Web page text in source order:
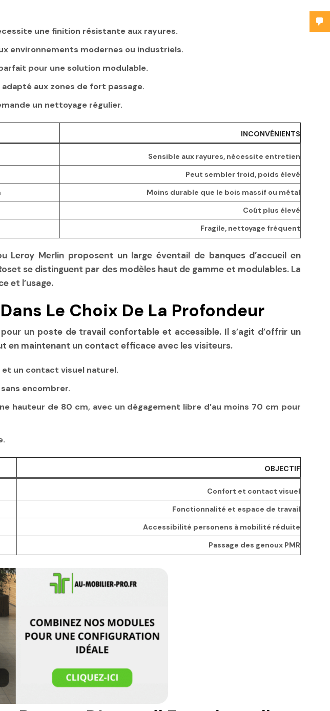
une finition résistante aux rayures.
environnements modernes ou industriels.
pour une solution modulable.
aux zones de fort passage.
un nettoyage régulier.
INCONVÉNIENTS
Sensible aux rayures, nécessite entretien
Peut sembler froid, poids élevé
Moins durable que le bois massif ou métal
Coût plus élevé
Fragile, nettoyage fréquent
Leroy Merlin proposent un large éventail de banques d’accueil en
se distinguent par des modèles haut de gamme et modulables. La
et l’usage.
Le Choix De La Profondeur
un poste de travail confortable et accessible. Il s’agit d’offrir un
en maintenant un contact efficace avec les visiteurs.
un contact visuel naturel.
encombrer.
hauteur de 80 cm, avec un dégagement libre d’au moins 70 cm pour
OBJECTIF
Confort et contact visuel
Fonctionnalité et espace de travail
Accessibilité personens à mobilité réduite
Passage des genoux PMR